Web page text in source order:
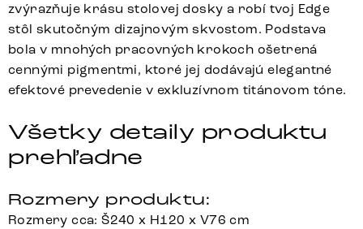
zvýrazňuje krásu stolovej dosky a robí tvoj Edge
stôl skutočným dizajnovým skvostom. Podstava
bola v mnohých pracovných krokoch ošetrená
cennými pigmentmi, ktoré jej dodávajú elegantné
efektové prevedenie v exkluzívnom titánovom tóne.
Všetky detaily produktu
prehľadne
Rozmery produktu:
Rozmery cca: Š240 x H120 x V76 cm